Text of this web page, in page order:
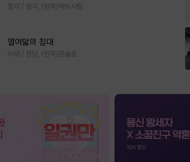
정각 / 정각, (원작)박하사탕
열여덟의 침대
자태 / 청담, (원작)문슬로